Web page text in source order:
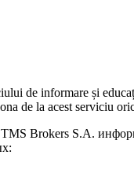
de informare și
de la acest serviciu
Brokers S.A.